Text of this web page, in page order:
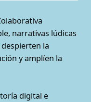
narrativas lúdicas
la
y amplíen la
digital e